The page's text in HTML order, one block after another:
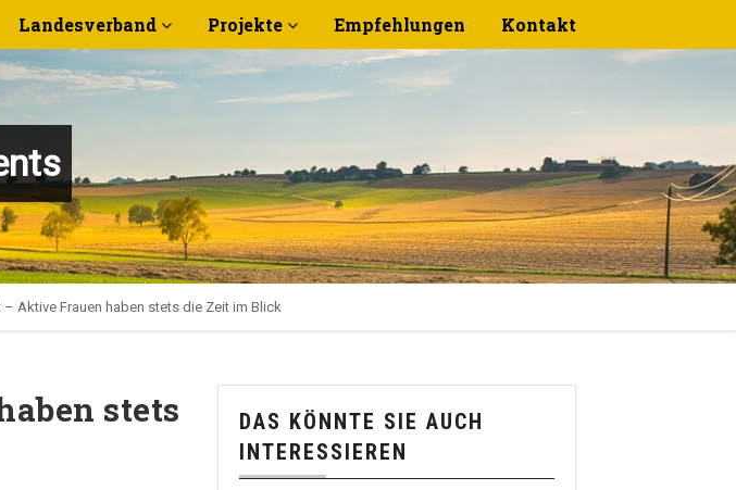
Landesverband Projekte Empfehlungen Kontakt
– Aktive Frauen haben stets die Zeit im Blick
stets
DAS KÖNNTE SIE AUCH
INTERESSIEREN